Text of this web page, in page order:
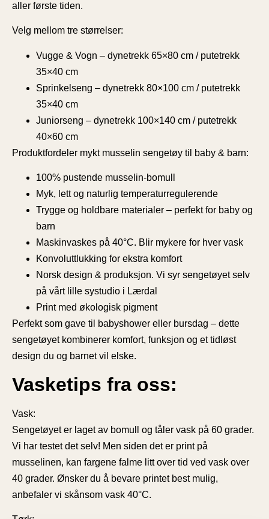
aller første tiden.
Velg mellom tre størrelser:
Vugge & Vogn – dynetrekk 65×80 cm / putetrekk
35×40 cm
Sprinkelseng – dynetrekk 80×100 cm / putetrekk
35×40 cm
Juniorseng – dynetrekk 100×140 cm / putetrekk
40×60 cm
Produktfordeler mykt musselin sengetøy til baby & barn:
100% pustende musselin-bomull
Myk, lett og naturlig temperaturregulerende
Trygge og holdbare materialer – perfekt for baby og
barn
Maskinvaskes på 40°C. Blir mykere for hver vask
Konvoluttlukking for ekstra komfort
Norsk design & produksjon. Vi syr sengetøyet selv
på vårt lille systudio i Lærdal
Print med økologisk pigment
Perfekt som gave til babyshower eller bursdag – dette
sengetøyet kombinerer komfort, funksjon og et tidløst
design du og barnet vil elske.
Vasketips fra oss:
Vask:
Sengetøyet er laget av bomull og tåler vask på 60 grader.
Vi har testet det selv! Men siden det er print på
musselinen, kan fargene falme litt over tid ved vask over
40 grader. Ønsker du å bevare printet best mulig,
anbefaler vi skånsom vask 40°C.